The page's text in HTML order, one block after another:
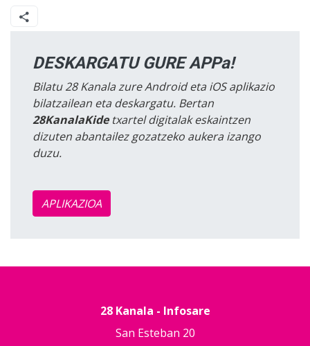
DESKARGATU GURE APPa!
Bilatu 28 Kanala zure Android eta iOS aplikazio
bilatzailean eta deskargatu. Bertan
28KanalaKidetxartel digitalak eskaintzen
dizuten abantailez gozatzeko aukera izango
duzu.
APLIKAZIOA
28 Kanala - Infosare
San Esteban 20